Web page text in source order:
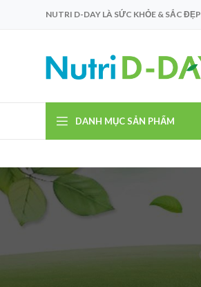
NUTRI D-DAY LÀ SỨC KHỎE & SẮC ĐẸP
DANH MỤC SẢN PHẨM